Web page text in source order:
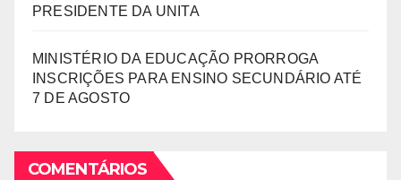
PRESIDENTE DA UNITA
MINISTÉRIO DA EDUCAÇÃO PRORROGA
INSCRIÇÕES PARA ENSINO SECUNDÁRIO ATÉ
7 DE AGOSTO
COMENTÁRIOS